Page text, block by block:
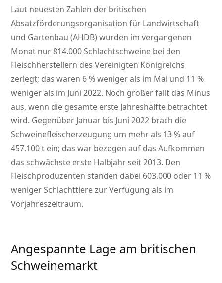
Laut neuesten Zahlen der britischen
Absatzförderungsorganisation für Landwirtschaft
und Gartenbau (AHDB) wurden im vergangenen
Monat nur 814.000 Schlachtschweine bei den
Fleischherstellern des Vereinigten Königreichs
zerlegt; das waren 6 % weniger als im Mai und 11 %
weniger als im Juni 2022. Noch größer fällt das Minus
aus, wenn die gesamte erste Jahreshälfte betrachtet
wird. Gegenüber Januar bis Juni 2022 brach die
Schweinefleischerzeugung um mehr als 13 % auf
457.100 t ein; das war bezogen auf das Aufkommen
das schwächste erste Halbjahr seit 2013. Den
Fleischproduzenten standen dabei 603.000 oder 11 %
weniger Schlachttiere zur Verfügung als im
Vorjahreszeitraum.
Angespannte Lage am britischen
Schweinemarkt